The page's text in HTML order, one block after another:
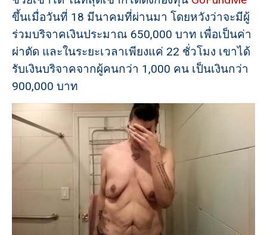
ขึ้นเมื่อวันที่ 18 มีนาคมที่ผ่านมา โดยหวังว่าจะมีผู้
ร่วมบริจาคเงินประมาณ 650,000 บาท เพื่อเป็นค่า
ผ่าตัด และในระยะเวลาเพียงแค่ 22 ชั่วโมง เขาได้
รับเงินบริจาคจากผู้คนกว่า 1,000 คน เป็นเงินกว่า
900,000 บาท